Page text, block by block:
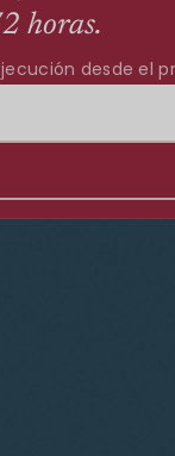
horas.
desde el